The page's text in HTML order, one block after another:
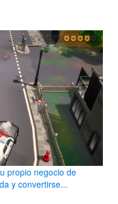
propio negocio de
y convertirse...